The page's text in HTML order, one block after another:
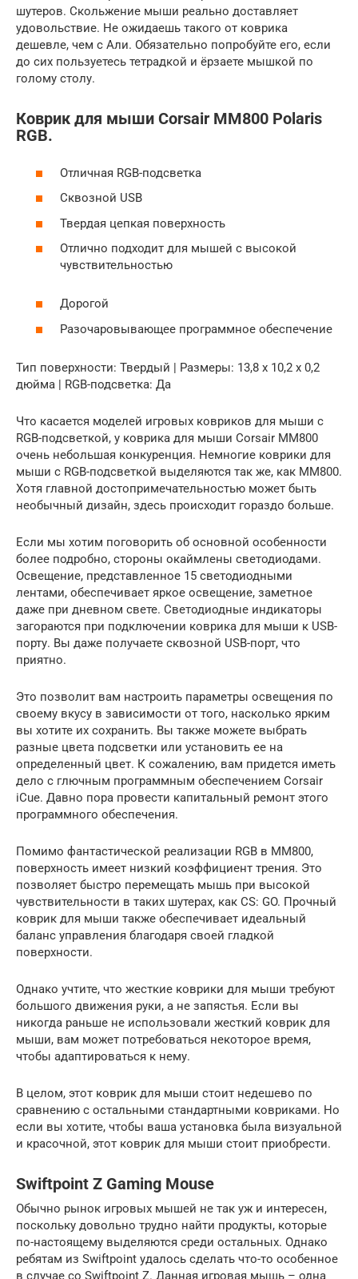
шутеров. Скольжение мыши реально доставляет
удовольствие. Не ожидаешь такого от коврика
дешевле, чем с Али. Обязательно попробуйте его, если
до сих пользуетесь тетрадкой и ёрзаете мышкой по
голому столу.
Коврик для мыши Corsair MM800 Polaris
RGB.
Отличная RGB-подсветка
Сквозной USB
Твердая цепкая поверхность
Отлично подходит для мышей с высокой
чувствительностью
Дорогой
Разочаровывающее программное обеспечение
Тип поверхности: Твердый | Размеры: 13,8 х 10,2 х 0,2
дюйма | RGB-подсветка: Да
Что касается моделей игровых ковриков для мыши с
RGB-подсветкой, у коврика для мыши Corsair MM800
очень небольшая конкуренция. Немногие коврики для
мыши с RGB-подсветкой выделяются так же, как MM800.
Хотя главной достопримечательностью может быть
необычный дизайн, здесь происходит гораздо больше.
Если мы хотим поговорить об основной особенности
более подробно, стороны окаймлены светодиодами.
Освещение, представленное 15 светодиодными
лентами, обеспечивает яркое освещение, заметное
даже при дневном свете. Светодиодные индикаторы
загораются при подключении коврика для мыши к USB-
порту. Вы даже получаете сквозной USB-порт, что
приятно.
Это позволит вам настроить параметры освещения по
своему вкусу в зависимости от того, насколько ярким
вы хотите их сохранить. Вы также можете выбрать
разные цвета подсветки или установить ее на
определенный цвет. К сожалению, вам придется иметь
дело с глючным программным обеспечением Corsair
iCue. Давно пора провести капитальный ремонт этого
программного обеспечения.
Помимо фантастической реализации RGB в MM800,
поверхность имеет низкий коэффициент трения. Это
позволяет быстро перемещать мышь при высокой
чувствительности в таких шутерах, как CS: GO. Прочный
коврик для мыши также обеспечивает идеальный
баланс управления благодаря своей гладкой
поверхности.
Однако учтите, что жесткие коврики для мыши требуют
большого движения руки, а не запястья. Если вы
никогда раньше не использовали жесткий коврик для
мыши, вам может потребоваться некоторое время,
чтобы адаптироваться к нему.
В целом, этот коврик для мыши стоит недешево по
сравнению с остальными стандартными ковриками. Но
если вы хотите, чтобы ваша установка была визуальной
и красочной, этот коврик для мыши стоит приобрести.
Swiftpoint Z Gaming Mouse
Обычно рынок игровых мышей не так уж и интересен,
поскольку довольно трудно найти продукты, которые
по-настоящему выделяются среди остальных. Однако
ребятам из Swiftpoint удалось сделать что-то особенное
в случае со Swiftpoint Z. Данная игровая мышь – одна